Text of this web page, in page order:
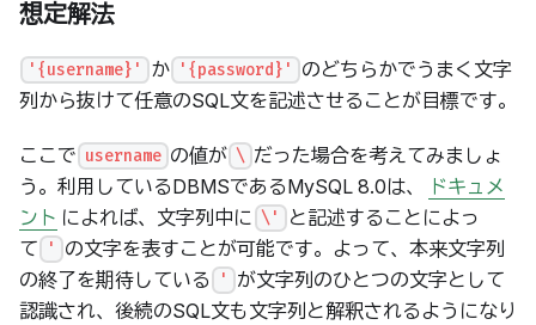
想定解法
'{username}' か '{password}'
のどちらかでうまく文字
列から抜けて任意のSQL文を記述させることが目標です。
ここで username の値が \ だった場合を考えてみましょ
う。利用しているDBMSであるMySQL 8.0は、
ドキュメ
ント によれば、文字列中に \'
と記述することによっ
て
'
の文字を表すことが可能です。よって、本来文字列
の終了を期待している
'
が文字列のひとつの文字として
認識され、後続のSQL文も文字列と解釈されるようになり